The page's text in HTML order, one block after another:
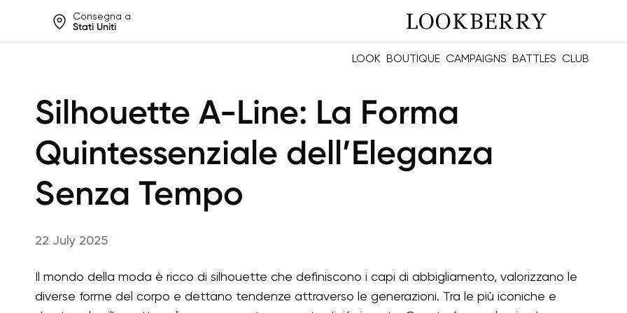
Consegna a
Stati Uniti
LOOK BOUTIQUE CAMPAIGNS BATTLES CLUB
Silhouette A-Line: La Forma
Quintessenziale dell’Eleganza
Senza Tempo
22 July 2025
Il mondo della moda è ricco di silhouette che definiscono i capi di abbigliamento, valorizzano le
diverse forme del corpo e dettano tendenze attraverso le generazioni. Tra le più iconiche e